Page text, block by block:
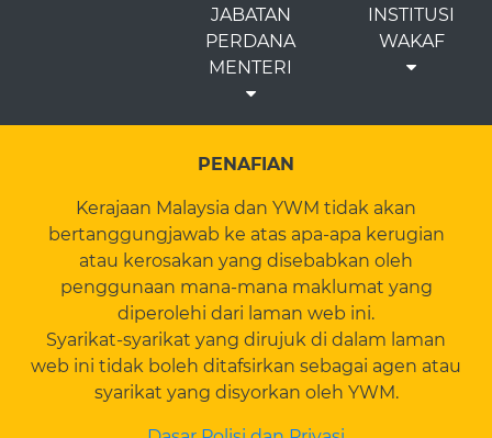
JABATAN
PERDANA
MENTERI
INSTITUSI
WAKAF
PENAFIAN
Kerajaan Malaysia dan YWM tidak akan
bertanggungjawab ke atas apa-apa kerugian
atau kerosakan yang disebabkan oleh
penggunaan mana-mana maklumat yang
diperolehi dari laman web ini.
Syarikat-syarikat yang dirujuk di dalam laman
web ini tidak boleh ditafsirkan sebagai agen atau
syarikat yang disyorkan oleh YWM.